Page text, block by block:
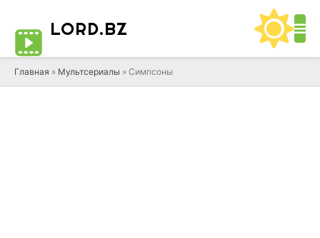
LORD.BZ
Главная » Мультсериалы » Симпсоны